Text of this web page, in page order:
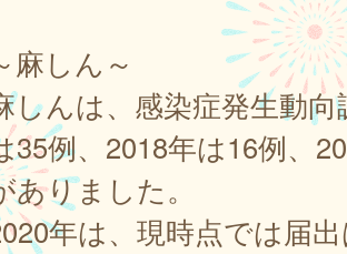
麻しん～
しんは、感染症発生動
35例、2018年は16例、
ありました。
年は、現時点では届